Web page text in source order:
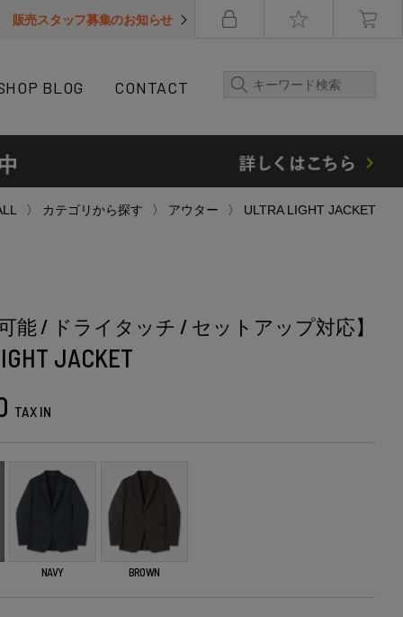
販売スタッフ募集のお知らせ
BLOG CONTACT
カテゴリから探す アウター ULTRA LIGHT JACKET
能 / ドライタッチ / セットアップ対応】
JACKET
TAX IN
NAVY BROWN